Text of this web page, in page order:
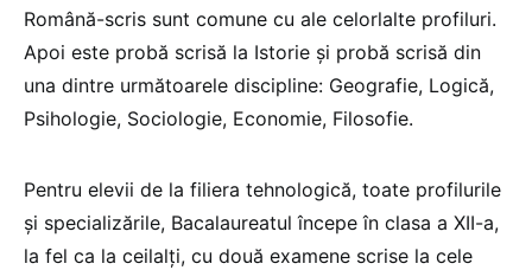
Română-scris sunt comune cu ale celorlalte profiluri.
Apoi este probă scrisă la Istorie și probă scrisă din
una dintre următoarele discipline: Geografie, Logică,
Psihologie, Sociologie, Economie, Filosofie.
Pentru elevii de la filiera tehnologică, toate profilurile
și specializările, Bacalaureatul începe în clasa a XII-a,
la fel ca la ceilalți, cu două examene scrise la cele